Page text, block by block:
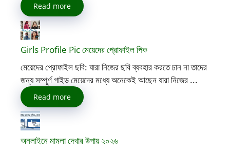
Read more
Girls Profile Pic মেয়েদের প্রোফাইল পিক
মেয়েদের প্রোফাইল ছবি: যারা নিজের ছবি ব্যবহার করতে চান না তাদের
জন্য সম্পূর্ণ গাইড মেয়েদের মধ্যে অনেকেই আছেন যারা নিজের ...
Read more
অনলাইনে মামলা দেখার উপায় ২০২৬